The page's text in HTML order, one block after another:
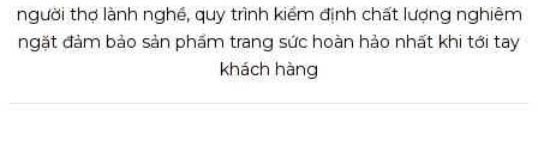
người thợ lành nghề, quy trình kiểm định chất lượng nghiêm
ngặt đảm bảo sản phẩm trang sức hoàn hảo nhất khi tới tay
khách hàng